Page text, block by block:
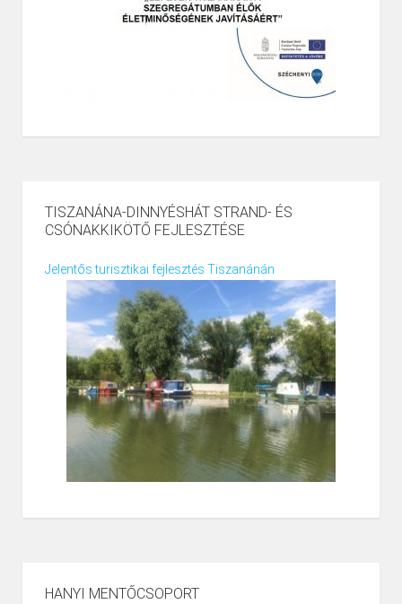
TISZANÁNA-DINNYÉSHÁT STRAND- ÉS
CSÓNAKKIKÖTŐ FEJLESZTÉSE
Jelentős turisztikai fejlesztés Tiszanánán
HANYI MENTŐCSOPORT